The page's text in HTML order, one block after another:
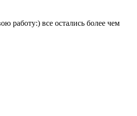
работу:) все остались более чем